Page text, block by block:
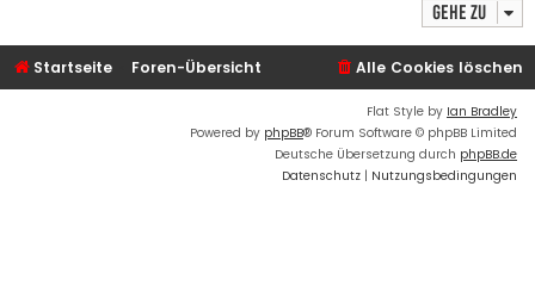
Gehe zu
Startseite Foren-Übersicht Alle Cookies löschen
Flat Style by Ian Bradley
Powered by phpBB® Forum Software © phpBB Limited
Deutsche Übersetzung durch phpBB.de
Datenschutz | Nutzungsbedingungen